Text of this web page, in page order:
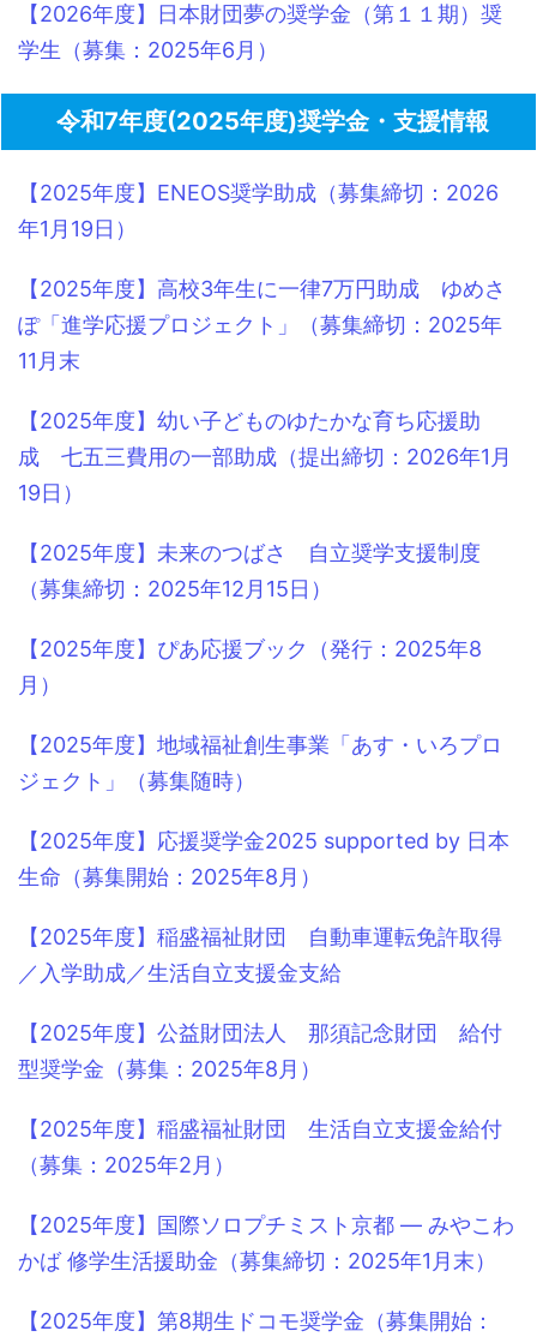
【2026年度】日本財団夢の奨学金（第１１期）奨
学生（募集：2025年6月）
令和7年度(2025年度)奨学金・支援情報
【2025年度】ENEOS奨学助成（募集締切：2026
年1月19日）
【2025年度】高校3年生に一律7万円助成 ゆめさ
ぽ「進学応援プロジェクト」（募集締切：2025年
11月末
【2025年度】幼い子どものゆたかな育ち応援助
成 七五三費用の一部助成（提出締切：2026年1月
19日）
【2025年度】未来のつばさ 自立奨学支援制度
（募集締切：2025年12月15日）
【2025年度】ぴあ応援ブック（発行：2025年8
月）
【2025年度】地域福祉創生事業「あす・いろプロ
ジェクト」（募集随時）
【2025年度】応援奨学金2025 supported by 日本
生命（募集開始：2025年8月）
【2025年度】稲盛福祉財団 自動車運転免許取得
／入学助成／生活自立支援金支給
【2025年度】公益財団法人 那須記念財団 給付
型奨学金（募集：2025年8月）
【2025年度】稲盛福祉財団 生活自立支援金給付
（募集：2025年2月）
【2025年度】国際ソロプチミスト京都 ― みやこわ
かば 修学生活援助金（募集締切：2025年1月末）
【2025年度】第8期生ドコモ奨学金（募集開始：